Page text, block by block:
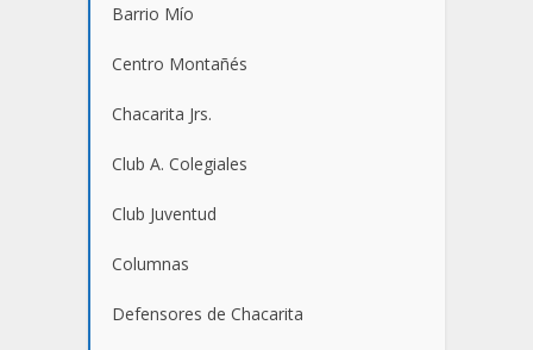
Barrio Mío
Centro Montañés
Chacarita Jrs.
Club A. Colegiales
Club Juventud
Columnas
Defensores de Chacarita